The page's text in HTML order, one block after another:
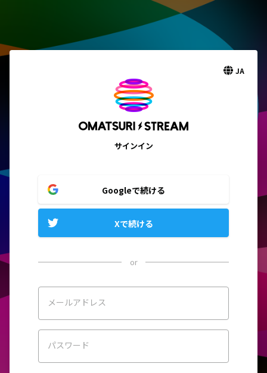
JA
サインイン
Googleで続ける
Xで続ける
or
メールアドレス
パスワード